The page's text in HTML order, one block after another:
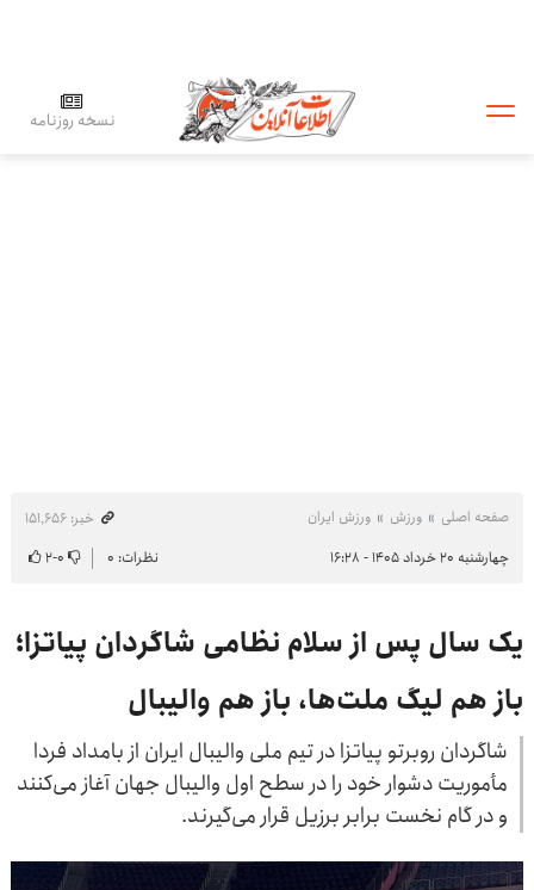
نسخه روزنامه
صفحه اصلی ورزش ورزش ایران
خبر: ۱۵۱٬۶۵۶
چهارشنبه ۲۰ خرداد ۱۴۰۵ - ۱۶:۲۸
نظرات: ۰ ۰-۲
یک ‌سال پس از سلام نظامی شاگردان پیاتزا؛
باز هم لیگ ملت‌ها، باز هم والیبال
شاگردان روبرتو پیاتزا در تیم ملی والیبال ایران از بامداد فردا
مأموریت دشوار خود را در سطح اول والیبال جهان آغاز می‌کنند
و در گام نخست برابر برزیل قرار می‌گیرند.